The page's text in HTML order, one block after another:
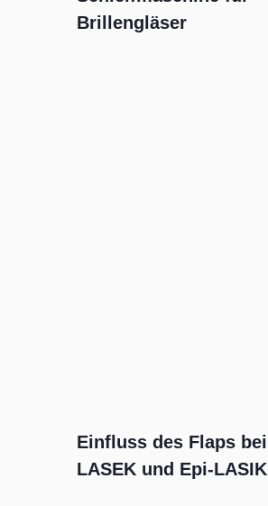
Brillengläser
Einfluss des Flaps bei
LASEK und Epi-LASIK